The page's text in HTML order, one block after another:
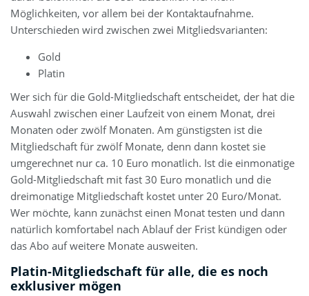
Möglichkeiten, vor allem bei der Kontaktaufnahme.
Unterschieden wird zwischen zwei Mitgliedsvarianten:
Gold
Platin
Wer sich für die Gold-Mitgliedschaft entscheidet, der hat die
Auswahl zwischen einer Laufzeit von einem Monat, drei
Monaten oder zwölf Monaten. Am günstigsten ist die
Mitgliedschaft für zwölf Monate, denn dann kostet sie
umgerechnet nur ca. 10 Euro monatlich. Ist die einmonatige
Gold-Mitgliedschaft mit fast 30 Euro monatlich und die
dreimonatige Mitgliedschaft kostet unter 20 Euro/Monat.
Wer möchte, kann zunächst einen Monat testen und dann
natürlich komfortabel nach Ablauf der Frist kündigen oder
das Abo auf weitere Monate ausweiten.
Platin-Mitgliedschaft für alle, die es noch
exklusiver mögen